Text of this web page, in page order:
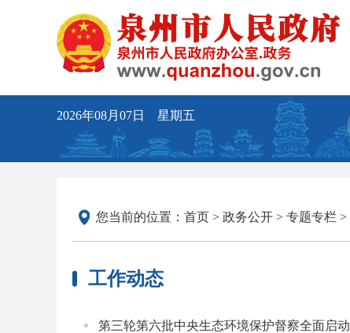
2026年08月07日 星期五
您当前的位置： 首页 > 政务公开 > 专题专栏 >
工作动态
第三轮第六批中央生态环境保护督察全面启动